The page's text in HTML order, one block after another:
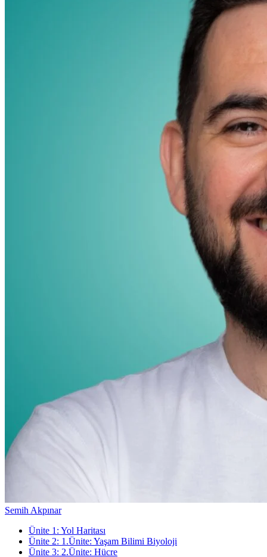
Semih Akpınar
Ünite 1 : Yol Haritası
Ünite 2: 1.Ünite: Yaşam Bilimi Biyoloji
Ünite 3: 2.Ünite: Hücre